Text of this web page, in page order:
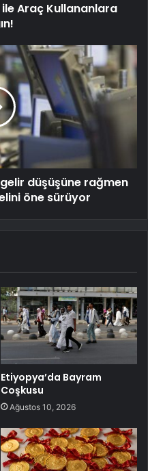
Araç Kullananlara
düşüşüne rağmen
öne sürüyor
Etiyopya’da Bayram
Coşkusu
Ağustos 10, 2026